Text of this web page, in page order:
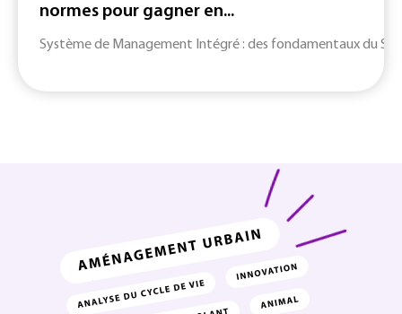
normes pour gagner en...
Système de Management Intégré : des fondamentaux du